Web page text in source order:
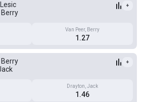
Berry
+
Van Peer, Berry
1.27
Berry
+
Drayton, Jack
1.46